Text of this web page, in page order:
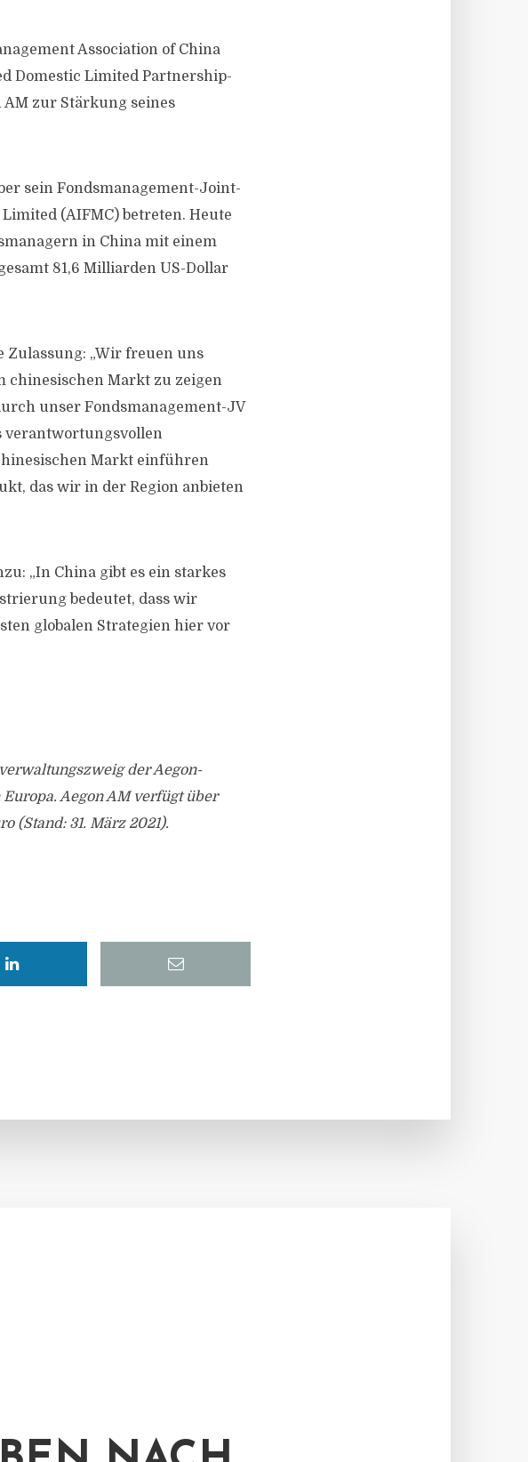
Association of China
Domestic Limited Partnership-
AM zur Stärkung seines
sein Fondsmanagement-Joint-
(AIFMC) betreten. Heute
in China mit einem
81,6 Milliarden US-Dollar
Zulassung: „Wir freuen uns
chinesischen Markt zu zeigen
unser Fondsmanagement-JV
verantwortungsvollen
Markt einführen
das wir in der Region anbieten
„In China gibt es ein starkes
bedeutet, dass wir
globalen Strategien hier vor
der Aegon-
Aegon AM verfügt über
(Stand: 31. März 2021).